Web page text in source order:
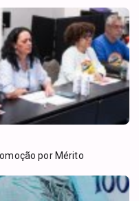
por Mérito